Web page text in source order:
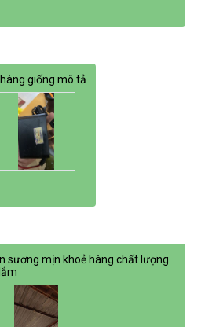
giống mô tả
sương mịn khoẻ hàng chất lượng